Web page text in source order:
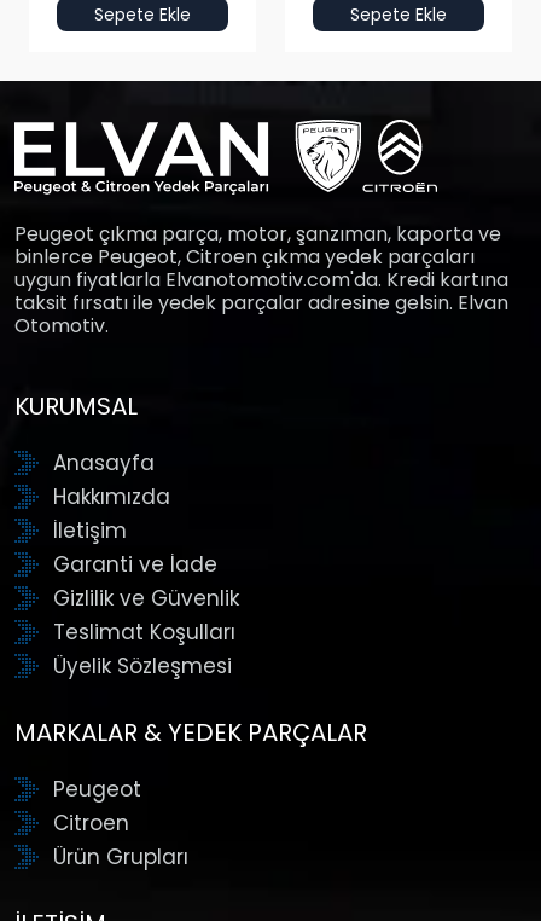
Sepete Ekle Sepete Ekle
Peugeot çıkma parça, motor, şanzıman, kaporta ve
binlerce Peugeot, Citroen çıkma yedek parçaları
uygun fiyatlarla Elvanotomotiv.com'da. Kredi kartına
taksit fırsatı ile yedek parçalar adresine gelsin. Elvan
Otomotiv.
KURUMSAL
Anasayfa
Hakkımızda
İletişim
Garanti ve İade
Gizlilik ve Güvenlik
Teslimat Koşulları
Üyelik Sözleşmesi
MARKALAR & YEDEK PARÇALAR
Peugeot
Citroen
Ürün Grupları